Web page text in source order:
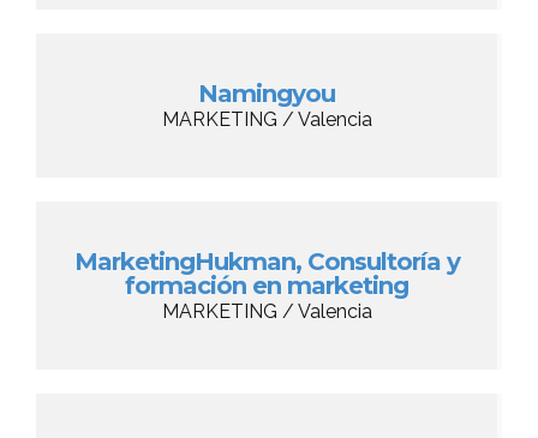
Namingyou
MARKETING / Valencia
MarketingHukman, Consultoría y
formación en marketing
MARKETING / Valencia